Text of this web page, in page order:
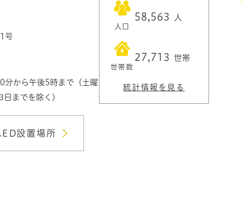
号
分から午後5時まで（土曜
までを除く）
設置場所
人口
58,563 人
世帯数
27,713 世帯
統計情報を見る